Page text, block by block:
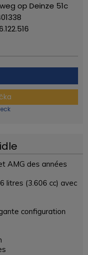
op Deinze 51c
AMG des années
litres (3.606 cc) avec
configuration